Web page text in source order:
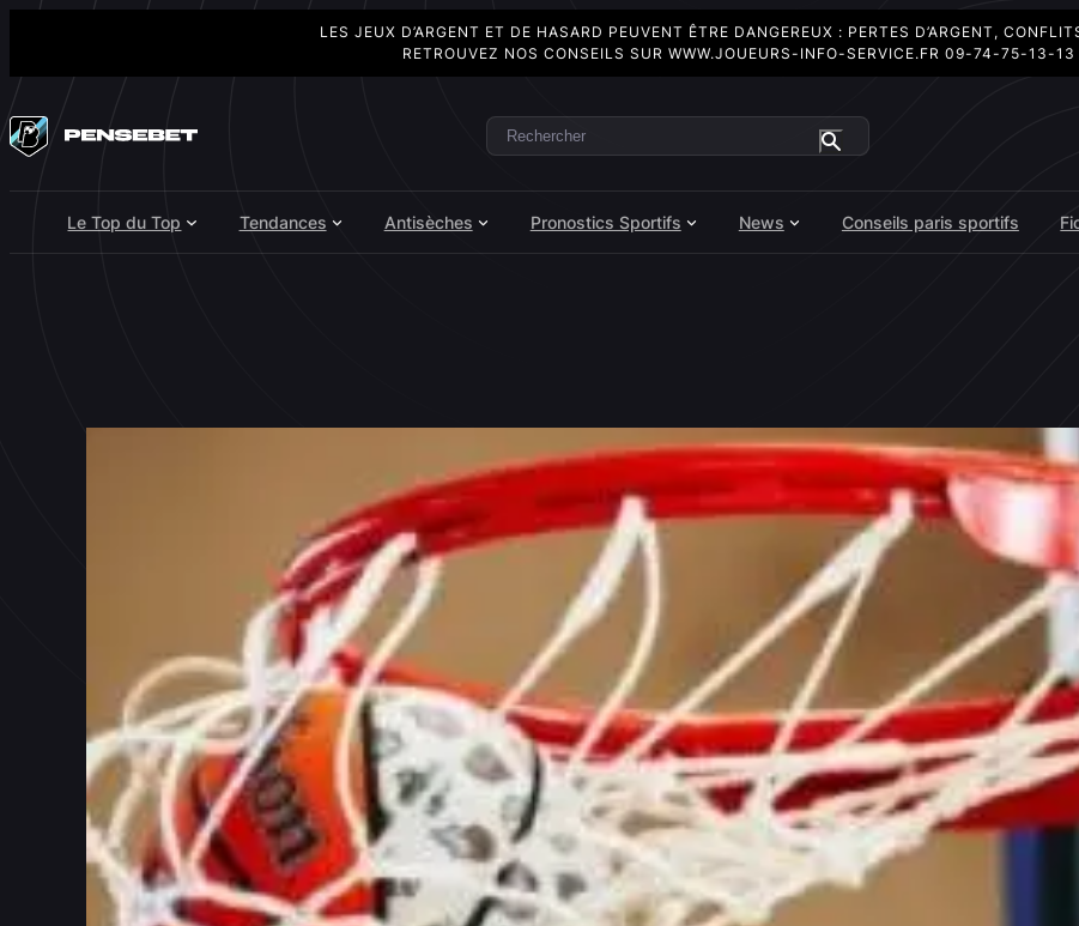
LES JEUX D’ARGENT ET DE HASARD PEUVENT ÊTRE DANGEREUX : PERTES D’ARGENT,
RETROUVEZ NOS CONSEILS SUR WWW.JOUEURS-INFO-SERVICE.FR 09-74-75-13-13
au
contenu
Rechercher
Le Top du Top Tendances Antisèches Pronostics Sportifs News Conseils paris sportifs